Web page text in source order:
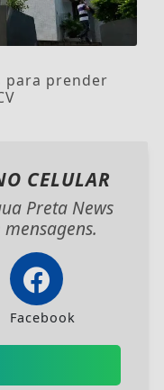
para prender
CELULAR
Preta News
Facebook